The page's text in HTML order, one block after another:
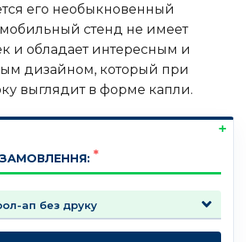
его необыкновенный
стенд не имеет
и обладает интересным и
дизайном, который при
выглядит в форме капли.